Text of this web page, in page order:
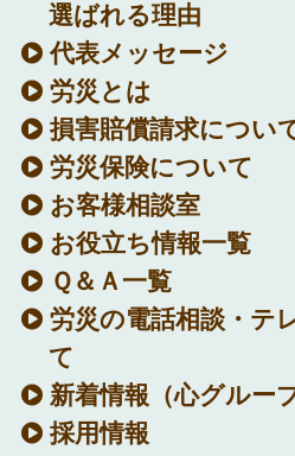
選ばれる理由
代表メッセージ
労災とは
損害賠償請求につい
労災保険について
お客様相談室
お役立ち情報一覧
Ｑ＆Ａ一覧
労災の電話相談・テ
て
新着情報 （心グルー
採用情報